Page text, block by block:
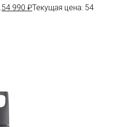
54 990 ₽Текущая цена: 54